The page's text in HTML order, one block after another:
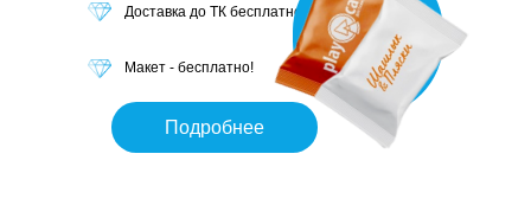
Доставка до ТК бесплатно
Макет - бесплатно!
Подробнее